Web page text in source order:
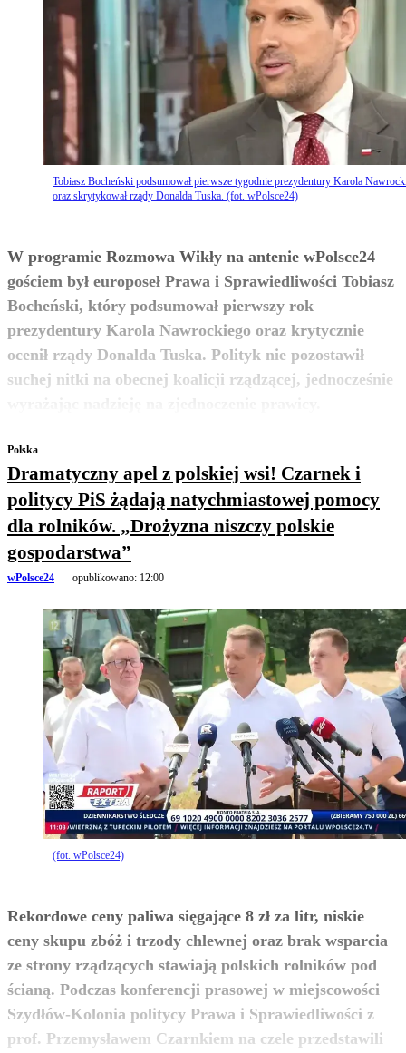
Tobiasz Bocheński podsumował pierwsze tygodnie prezydentury Karola
oraz skrytykował rządy Donalda Tuska. (fot. wPolsce24)
W programie Rozmowa Wikły na antenie wPolsce24
gościem był europoseł Prawa i Sprawiedliwości Tobiasz
Bocheński, który podsumował pierwszy rok
prezydentury Karola Nawrockiego oraz krytycznie
ocenił rządy Donalda Tuska. Polityk nie pozostawił
suchej nitki na obecnej koalicji rządzącej, jednocześnie
zobacz więcej
Polska
Dramatyczny apel z polskiej wsi! Czarnek i
politycy PiS żądają natychmiastowej pomocy
dla rolników. „Drożyzna niszczy polskie
gospodarstwa”
wPolsce24 opublikowano: 12:00
(fot. wPolsce24)
Rekordowe ceny paliwa sięgające 8 zł za litr, niskie
ceny skupu zbóż i trzody chlewnej oraz brak wsparcia
ze strony rządzących stawiają polskich rolników pod
ścianą. Podczas konferencji prasowej w miejscowości
Szydłów-Kolonia politycy Prawa i Sprawiedliwości z
prof. Przemysławem Czarnkiem na czele przedstawili
zobacz więcej